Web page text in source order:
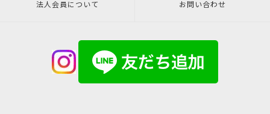
法人会員について お問い合わせ